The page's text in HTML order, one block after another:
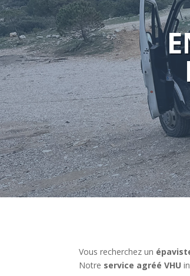
Vous recherchez un
Notre service agréé VHU